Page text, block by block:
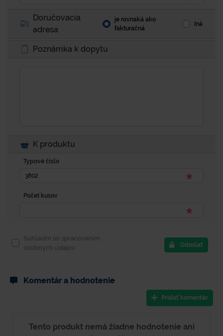
Doručovacia
adresa
je rovnaká ako
fakturačná
Iná
Poznámka k dopytu
K produktu
Typové číslo
Počet kusov
Súhlasím so spracovaním
osobných údajov.
Odoslať
Komentár a hodnotenie
Pridať komentár
Tento produkt nemá žiadne hodnotenie ani